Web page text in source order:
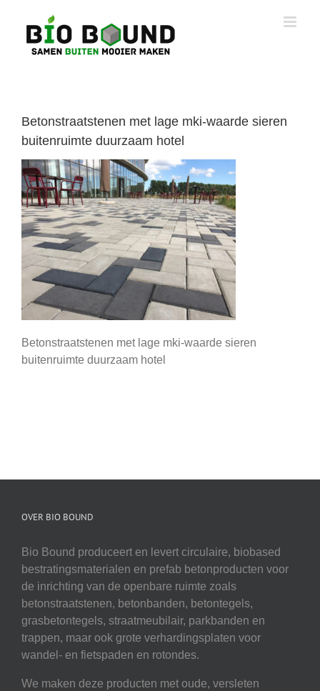
inhoud
Betonstraatstenen met lage mki-waarde sieren
buitenruimte duurzaam hotel
Betonstraatstenen met lage mki-waarde sieren
buitenruimte duurzaam hotel
OVER BIO BOUND
Bio Bound produceert en levert circulaire, biobased
bestratingsmaterialen en prefab betonproducten voor
de inrichting van de openbare ruimte zoals
betonstraatstenen, betonbanden, betontegels,
grasbetontegels, straatmeubilair, parkbanden en
trappen, maar ook grote verhardingsplaten voor
wandel- en fietspaden en rotondes.
We maken deze producten met oude, versleten